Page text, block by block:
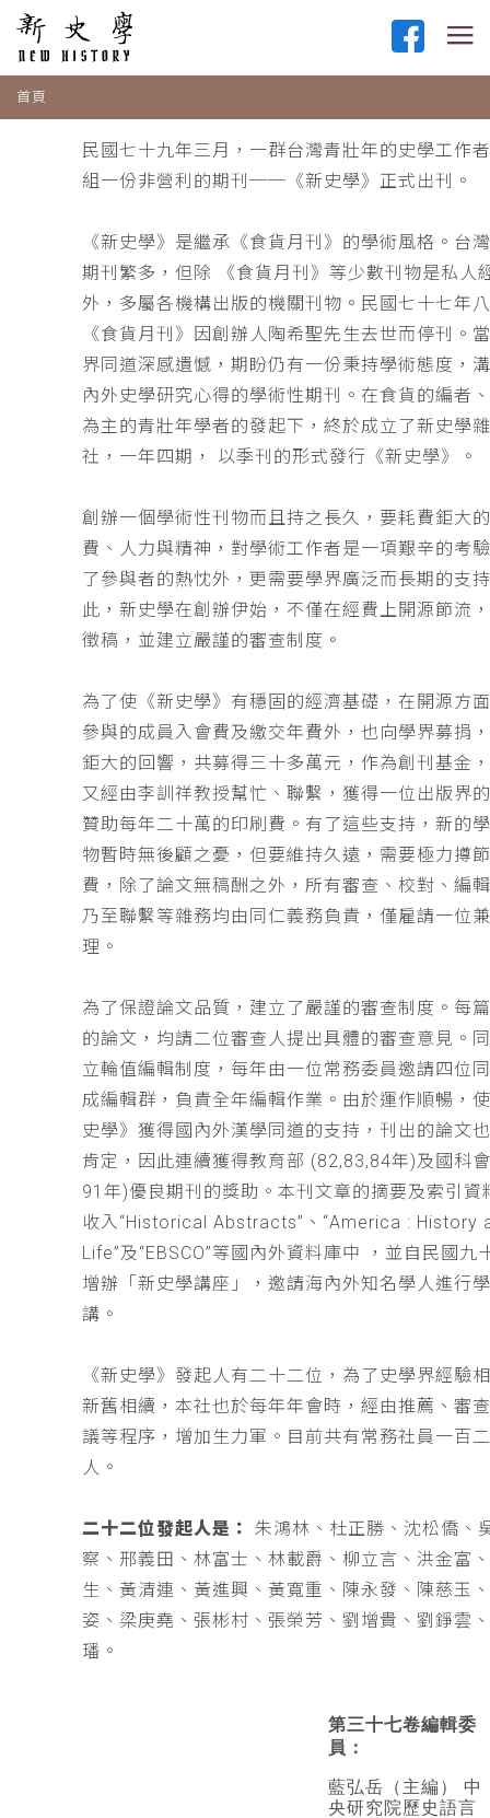
首頁
民國七十九年三月，一群台灣青壯年的史學工作
組一份非營利的期刊──《新史學》正式出刊。
《新史學》是繼承《食貨月刊》的學術風格。台
期刊繁多，但除 《食貨月刊》等少數刊物是私人
外，多屬各機構出版的機關刊物。民國七十七年
《食貨月刊》因創辦人陶希聖先生去世而停刊。
界同道深感遺憾，期盼仍有一份秉持學術態度，
內外史學研究心得的學術性期刊。在食貨的編者
為主的青壯年學者的發起下，終於成立了新史學
社，一年四期， 以季刊的形式發行《新史學》。
創辦一個學術性刊物而且持之長久，要耗費鉅大
費、人力與精神，對學術工作者是一項艱辛的考
了參與者的熱忱外，更需要學界廣泛而長期的支
此，新史學在創辦伊始，不僅在經費上開源節流
徵稿，並建立嚴謹的審查制度。
為了使《新史學》有穩固的經濟基礎，在開源方
參與的成員入會費及繳交年費外，也向學界募捐
鉅大的回響，共募得三十多萬元，作為創刊基金
又經由李訓祥教授幫忙、聯繫，獲得一位出版界
贊助每年二十萬的印刷費。有了這些支持，新的
物暫時無後顧之憂，但要維持久遠，需要極力撙
費，除了論文無稿酬之外，所有審查、校對、編
乃至聯繫等雜務均由同仁義務負責，僅雇請一位
理。
為了保證論文品質，建立了嚴謹的審查制度。每
的論文，均請二位審查人提出具體的審查意見。
立輪值編輯制度，每年由一位常務委員邀請四位
成編輯群，負責全年編輯作業。由於運作順暢，
史學》獲得國內外漢學同道的支持，刊出的論文
肯定，因此連續獲得教育部 (82,83,84年)及國科
91年)優良期刊的獎助。本刊文章的摘要及索引資
收入“Historical Abstracts”、“America : History
Life”及“EBSCO”等國內外資料庫中 ，並自民國九
增辦「新史學講座」，邀請海內外知名學人進行
講。
《新史學》發起人有二十二位，為了史學界經驗
新舊相續，本社也於每年年會時，經由推薦、審
議等程序，增加生力軍。目前共有常務社員一百
人。
二十二位發起人是：
朱鴻林、杜正勝、沈松僑、
察、邢義田、林富士、林載爵、柳立言、洪金富
生、黃清連、黃進興、黃寬重、陳永發、陳慈玉
姿、梁庚堯、張彬村、張榮芳、劉增貴、劉錚雲
璠。
第三十七卷編輯委
員：
藍弘岳（主編） 中
央研究院歷史語言